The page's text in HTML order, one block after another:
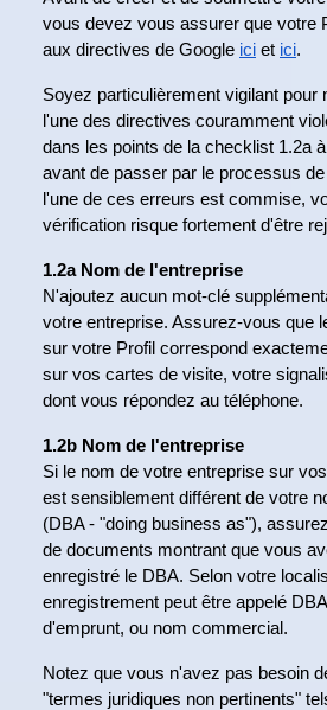
vous devez vous assurer que votre
aux directives de Google ici et ici.
Soyez particulièrement vigilant pour
l'une des directives couramment
dans les points de la checklist 1.2a
avant de passer par le processus
l'une de ces erreurs est commise,
vérification risque fortement d'être
1.2a Nom de l'entreprise
N'ajoutez aucun mot-clé
votre entreprise. Assurez-vous que
sur votre Profil correspond
sur vos cartes de visite, votre
dont vous répondez au téléphone.
1.2b Nom de l'entreprise
Si le nom de votre entreprise sur
est sensiblement différent de votre
(DBA - "doing business as"),
de documents montrant que vous
enregistré le DBA. Selon votre
enregistrement peut être appelé
d'emprunt, ou nom commercial.
Notez que vous n'avez pas besoin
"termes juridiques non pertinents"